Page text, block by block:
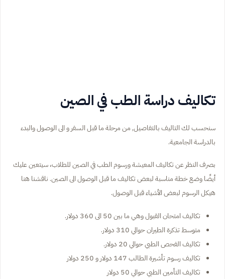
تكاليف دراسة الطب في الصين
سنحسب لك التاليف بالتفاصيل, من مرحلة ما قبل السفر و الى الوصول والبدء
بالدراسة الجامعية.
بصرف النظر عن تكاليف المعيشة ورسوم الطب في الصين للطلاب، سيتعين عليك
أيضًا وضع خطة مناسبة لبعض تكاليف ما قبل الوصول الى الصين. ناقشنا هنا
هيكل الرسوم لبعض الأشياء قبل الوصول.
تكاليف امتحان القبول وهي ما بين 50 الى 360 دولار.
متوسط ​​تذكرة الطيران حوالي 310 دولار.
تكاليف الفحص الطبي حوالي 20 دولار.
تكاليف رسوم تأشيرة الطالب 147 دولار و 250 دولار
تكاليف التأمين الطبي حوالي 50 دولار